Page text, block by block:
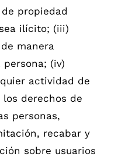
propiedad
ilícito; (iii)
manera
(iv)
actividad de
derechos de
personas,
recabar y
sobre usuarios